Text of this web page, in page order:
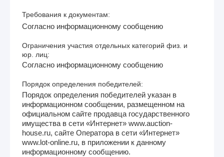
Требования к документам:
Согласно информационному сообщению
Ограничения участия отдельных категорий физ. и
юр. лиц:
Согласно информационному сообщению
Порядок определения победителей:
Порядок определения победителей указан в
информационном сообщении, размещенном на
официальном сайте продавца государственного
имущества в сети «Интернет» www.auction-
house.ru, сайте Оператора в сети «Интернет»
www.lot-online.ru, в приложении к данному
информационному сообщению.